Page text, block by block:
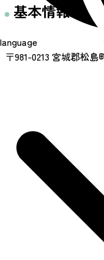
language
基本情報
〒981-0213 宮城郡松